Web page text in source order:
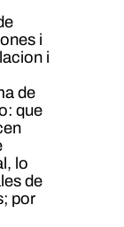
i
i
de
que
lo
de
por